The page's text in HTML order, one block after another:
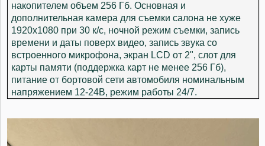
накопителем объем 256 Гб. Основная и
дополнительная камера для съемки салона не хуже
1920x1080 при 30 к/с, ночной режим съемки, запись
времени и даты поверх видео, запись звука со
встроенного микрофона, экран LCD от 2", слот для
карты памяти (поддержка карт не менее 256 Гб),
питание от бортовой сети автомобиля номинальным
напряжением 12-24B, режим работы 24/7.